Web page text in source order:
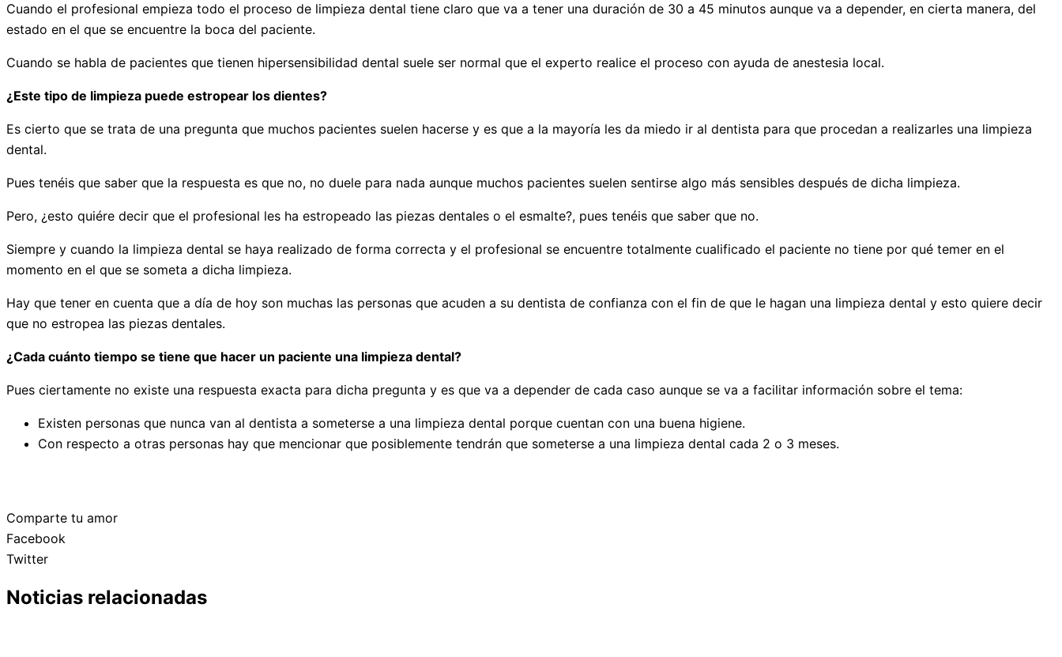
Cuando el profesional empieza todo el proceso de limpieza dental tiene claro que va a tener una duración de 30 a 45 minutos aunque va a depender, en cierta manera, del
estado en el que se encuentre la boca del paciente.
Cuando se habla de pacientes que tienen hipersensibilidad dental suele ser normal que el experto realice el proceso con ayuda de anestesia local.
¿Este tipo de limpieza puede estropear los dientes?
Es cierto que se trata de una pregunta que muchos pacientes suelen hacerse y es que a la mayoría les da miedo ir al dentista para que procedan a realizarles una limpieza
dental.
Pues tenéis que saber que la respuesta es que no, no duele para nada aunque muchos pacientes suelen sentirse algo más sensibles después de dicha limpieza.
Pero, ¿esto quiére decir que el profesional les ha estropeado las piezas dentales o el esmalte?, pues tenéis que saber que no.
Siempre y cuando la limpieza dental se haya realizado de forma correcta y el profesional se encuentre totalmente cualificado el paciente no tiene por qué temer en el
momento en el que se someta a dicha limpieza.
Hay que tener en cuenta que a día de hoy son muchas las personas que acuden a su dentista de confianza con el fin de que le hagan una limpieza dental y esto quiere decir
que no estropea las piezas dentales.
¿Cada cuánto tiempo se tiene que hacer un paciente una limpieza dental?
Pues ciertamente no existe una respuesta exacta para dicha pregunta y es que va a depender de cada caso aunque se va a facilitar información sobre el tema:
Existen personas que nunca van al dentista a someterse a una limpieza dental porque cuentan con una buena higiene.
Con respecto a otras personas hay que mencionar que posiblemente tendrán que someterse a una limpieza dental cada 2 o 3 meses.
Comparte tu amor
Facebook
Twitter
Noticias relacionadas